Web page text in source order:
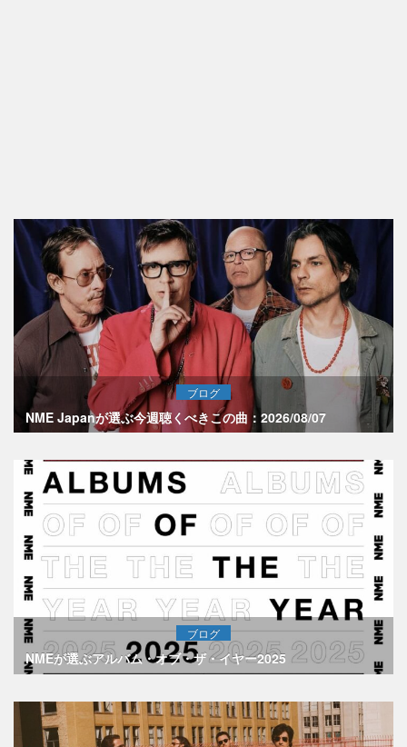
ブログ
NME Japanが選ぶ今週聴くべきこの曲：2026/08/07
ブログ
NMEが選ぶアルバム・オブ・ザ・イヤー2025